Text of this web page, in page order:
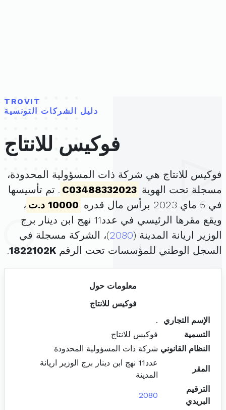
TROVIT
دليل الشركات التونسية
فوكيس للانتاج
فوكيس للانتاج هي شركة ذات المسؤولية المحدودة،
مسجلة تحت الهوية C03488332023 . تم تأسيسها
في 5 ماي 2023 برأس مال قدره
10000 د.ت
،
ويقع مقرها الرئيسي في عدد11 نهج ابن دينار برج
الوزير اريانة المدينة (2080)، الشركة مسجلة في
السجل الوطني للمؤسسات تحت الرقم 1822102K
.
معلومات حول
فوكيس للانتاج
الإسم التجاري
.
التسمية
فوكيس للانتاج
النظام القانوني شركة ذات المسؤولية المحدودة
المقر
عدد11 نهج ابن دينار برج الوزير اريانة
المدينة
الترقيم
البريدي
2080